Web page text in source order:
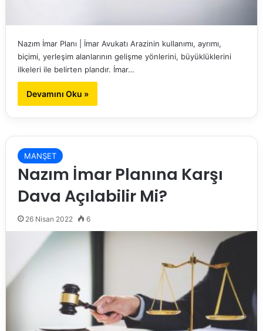
Nazım İmar Planı | İmar Avukatı Arazinin kullanımı, ayrımı,
biçimi, yerleşim alanlarının gelişme yönlerini, büyüklüklerini
ilkeleri ile belirten plandır. İmar…
Devamını Oku »
MANŞET
Nazım İmar Planına Karşı
Dava Açılabilir Mi?
26 Nisan 2022 6